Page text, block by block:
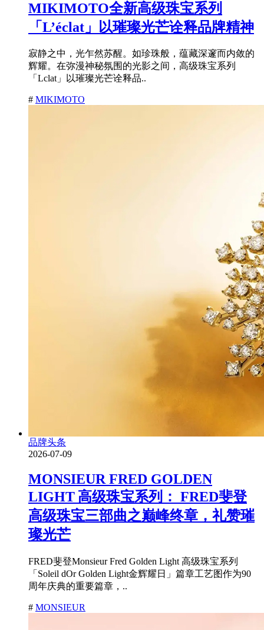
MIKIMOTO全新高级珠宝系列
「L’éclat」以璀璨光芒诠释品牌精神
寂静之中，光乍然苏醒。如珍珠般，蕴藏深邃而内敛的
辉耀。在弥漫神秘氛围的光影之间，高级珠宝系列
「Lclat」以璀璨光芒诠释品..
# MIKIMOTO
品牌头条
2026-07-09
MONSIEUR FRED GOLDEN
LIGHT 高级珠宝系列： FRED斐登
高级珠宝三部曲之巅峰终章，礼赞璀
璨光芒
FRED斐登Monsieur Fred Golden Light 高级珠宝系列
「Soleil dOr Golden Light金辉耀日」篇章工艺图作为90
周年庆典的重要篇章，..
# MONSIEUR